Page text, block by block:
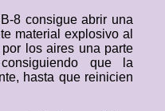
8 consigue abrir una
material explosivo al
los aires una parte
que la
hasta que reinicien